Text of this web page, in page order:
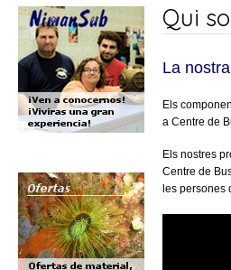
Qui
La
Els
a Centre de
Els nostres
Centre de
les persones